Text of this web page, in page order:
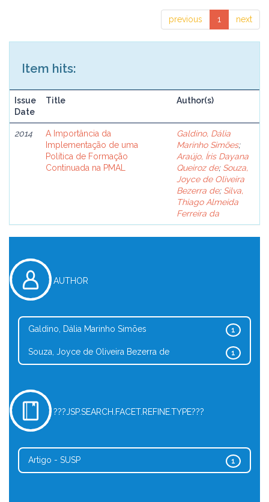
previous 1 next
Item hits:
Issue
Date
Title Author(s)
2014
A Importância da
Implementação de uma
Política de Formação
Continuada na PMAL
Galdino, Dália
Marinho Simões;
Araújo, Íris Dayana
Queiroz de; Souza,
Joyce de Oliveira
Bezerra de; Silva,
Thiago Almeida
Ferreira da
AUTHOR
1
Galdino, Dália Marinho Simões
1
Souza, Joyce de Oliveira Bezerra de
???JSP.SEARCH.FACET.REFINE.TYPE???
1
Artigo - SUSP